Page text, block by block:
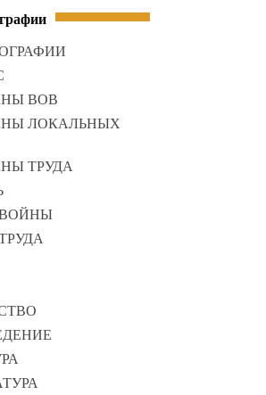
ВОВ
ТРУДА
ВОЙНЫ